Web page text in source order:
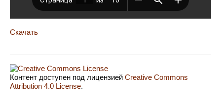
Скачать
Контент доступен под лицензией Creative Commons
Attribution 4.0 License.